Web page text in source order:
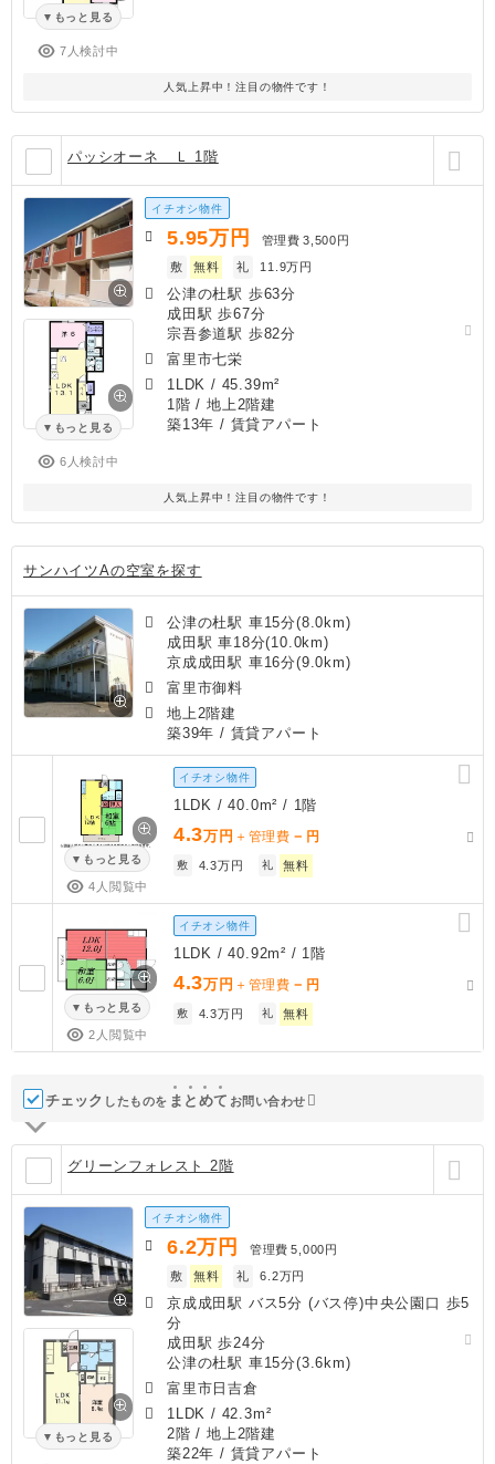
もっと見る
7人検討中
人気上昇中！注目の物件です！
パッシオーネ Ｌ 1階
もっと見る
6人検討中
イチオシ物件
5.95万円 管理費 3,500円
敷
無料 礼 11.9万円
公津の杜駅 歩63分
成田駅 歩67分
宗吾参道駅 歩82分
富里市七栄
1LDK / 45.39m²
1階 / 地上2階建
築13年 / 賃貸アパート
人気上昇中！注目の物件です！
サンハイツAの空室を探す
公津の杜駅 車15分(8.0km)
成田駅 車18分(10.0km)
京成成田駅 車16分(9.0km)
富里市御料
地上2階建
築39年 / 賃貸アパート
もっと見る
4人閲覧中
イチオシ物件
1LDK / 40.0m² / 1階
4.3万円 ＋管理費 － 円
敷 4.3万円 礼 無料
もっと見る
2人閲覧中
イチオシ物件
1LDK / 40.92m² / 1階
4.3万円 ＋管理費 － 円
敷 4.3万円 礼 無料
チェック したものを ま と めて お問い合わせ
グリーンフォレスト 2階
もっと見る
イチオシ物件
6.2万円 管理費 5,000円
敷
無料 礼 6.2万円
京成成田駅 バス5分 (バス停)中央公園口 歩5
分
成田駅 歩24分
公津の杜駅 車15分(3.6km)
富里市日吉倉
1LDK / 42.3m²
2階 / 地上2階建
築22年 / 賃貸アパート